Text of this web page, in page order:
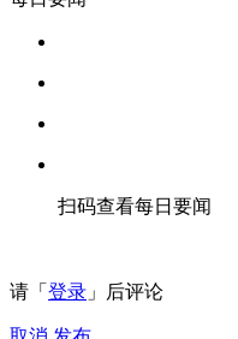
扫码查看每日要闻
请「 登录 」后评论